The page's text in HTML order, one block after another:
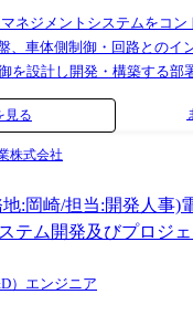
当社製品を学んで頂くこと
に応じて配属拠点は決定し
アパスについて ●評価ソフトウ
製品や工程が複数あるので
頂ける環境がございます。
ものの、現在、当部署では
おり、海外の関連会社への
ど、海外経験を積む機会もござ
はハードとソフトの両側面
て活躍頂けます。 ●キャリア入社者向け育
立ハイテクには多種多様な
ーサービスをする部隊から
クを受けたりできるので、
。 また、当部署では多岐に
機会もございます。 ・当部署は若手～ベテ
り、お互いの技術を学びあ
チーム5名前後～20名越えと
ます。ソフトウェアエンジ
御システム設計部について>
署で、電子線装置グループ
グループ(20名)の3グループ
体の開発、生産設計などを
ネジメントシステムをコン
、車体側制御・回路とのイ
開発・構築する部署 <入社後の担当領域>
において、車両/エンジン/シ
マネジメントシステムで使
目標達成に貢献する。 (具
ログラム作成)、エンジン
ス回路)、車体側との通信制
> ・CAD(CATIA) ・MATLAB/
見る
株式会社
地:岡崎/担当:開発人事)
テム開発及びプロジ
）エンジニア